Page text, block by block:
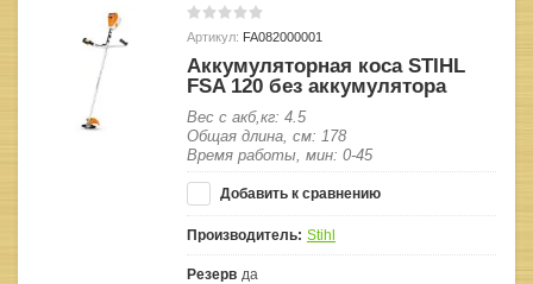
Артикул: FA082000001
Аккумуляторная коса STIHL
FSA 120 без аккумулятора
Вес с акб,кг: 4.5
Общая длина, см: 178
Время работы, мин: 0-45
Добавить к сравнению
Производитель: Stihl
Резерв да